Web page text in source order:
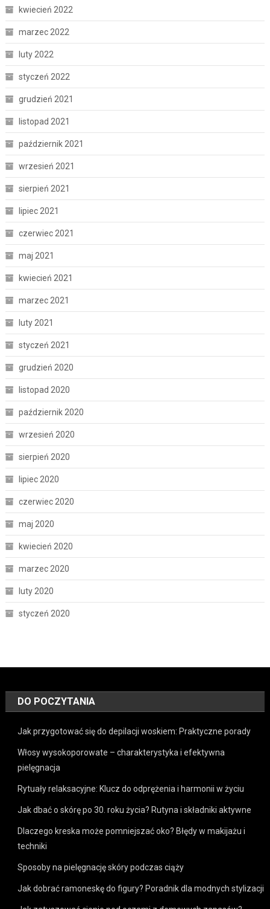
kwiecień 2022
marzec 2022
luty 2022
styczeń 2022
grudzień 2021
listopad 2021
październik 2021
wrzesień 2021
sierpień 2021
lipiec 2021
czerwiec 2021
maj 2021
kwiecień 2021
marzec 2021
luty 2021
styczeń 2021
grudzień 2020
listopad 2020
październik 2020
wrzesień 2020
sierpień 2020
lipiec 2020
czerwiec 2020
maj 2020
kwiecień 2020
marzec 2020
luty 2020
styczeń 2020
DO POCZYTANIA
Jak przygotować się do depilacji woskiem: Praktyczne porady
Włosy wysokoporowate – charakterystyka i efektywna
pielęgnacja
Rytuały relaksacyjne: Klucz do odprężenia i harmonii w życiu
Jak dbać o skórę po 30. roku życia? Rutyna i składniki aktywne
Dlaczego kreska może pomniejszać oko? Błędy w makijażu i
techniki
Sposoby na pielęgnację skóry podczas ciąży
Jak dobrać ramoneskę do figury? Poradnik dla modnych stylizacji